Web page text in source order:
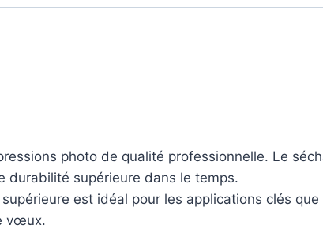
Encres
photo de qualité professionnelle. Le
durabilité supérieure dans le temps.
est idéal pour les applications clés
vœux.